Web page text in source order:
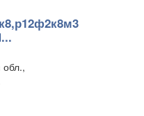
обл.,